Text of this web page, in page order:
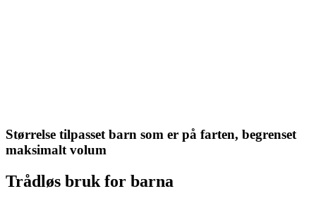
Størrelse tilpasset barn som er på farten, begrenset
maksimalt volum
Trådløs bruk for barna